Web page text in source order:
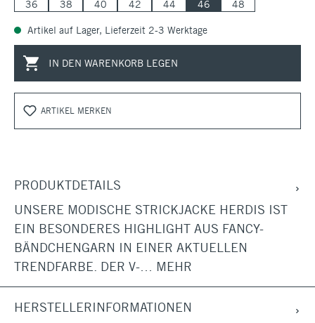
36 38 40 42 44 46 48
Artikel auf Lager, Lieferzeit 2-3 Werktage
IN DEN WARENKORB LEGEN
ARTIKEL MERKEN
PRODUKTDETAILS
UNSERE MODISCHE STRICKJACKE HERDIS IST
EIN BESONDERES HIGHLIGHT AUS FANCY-
BÄNDCHENGARN IN EINER AKTUELLEN
TRENDFARBE. DER V-… MEHR
HERSTELLERINFORMATIONEN